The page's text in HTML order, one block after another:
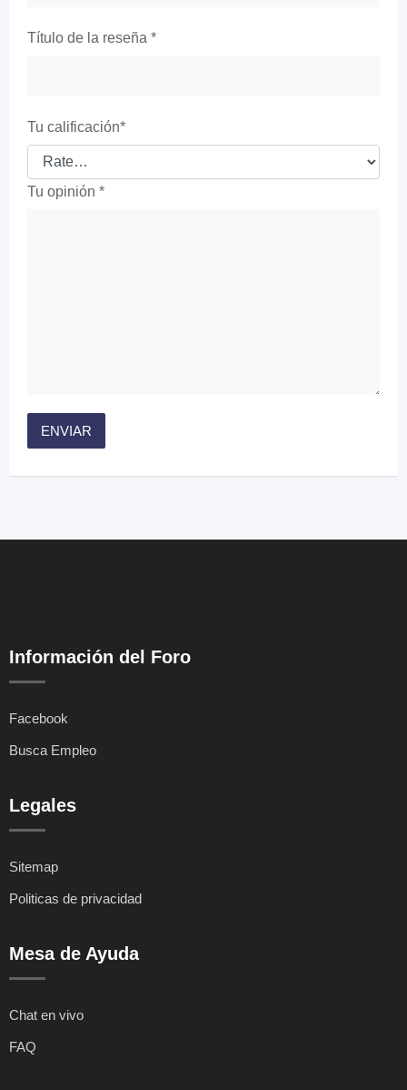
Título de la reseña *
Tu calificación*
Tu opinión *
Información del Foro
Facebook
Busca Empleo
Legales
Sitemap
Politicas de privacidad
Mesa de Ayuda
Chat en vivo
FAQ